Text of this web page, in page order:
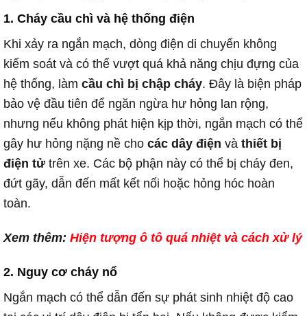
1. Cháy cầu chì và hệ thống điện
Khi xảy ra ngắn mạch, dòng điện di chuyển không
kiểm soát và có thể vượt quá khả năng chịu đựng của
hệ thống, làm cầu chì bị chập cháy. Đây là biện pháp
bảo vệ đầu tiên để ngăn ngừa hư hỏng lan rộng,
nhưng nếu không phát hiện kịp thời, ngắn mạch có thể
gây hư hỏng nặng nề cho các dây điện và thiết bị
điện tử trên xe. Các bộ phận này có thể bị cháy đen,
đứt gãy, dẫn đến mất kết nối hoặc hỏng hóc hoàn
toàn.
Xem thêm: Hiện tượng ô tô quá nhiệt và cách xử lý
2. Nguy cơ cháy nổ
Ngắn mạch có thể dẫn đến sự phát sinh nhiệt độ cao